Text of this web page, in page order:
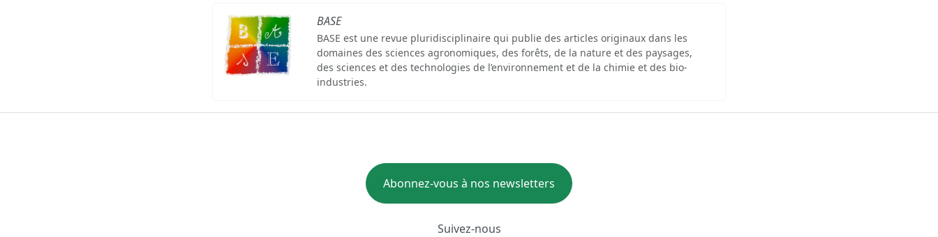
BASE
BASE est une revue pluridisciplinaire qui publie des articles originaux dans les
domaines des sciences agronomiques, des forêts, de la nature et des paysages,
des sciences et des technologies de l’environnement et de la chimie et des bio-
industries.
Abonnez-vous à nos newsletters
Suivez-nous